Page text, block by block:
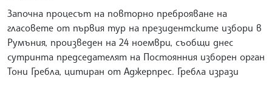
Започна процесът на повторно преброяване на
гласовете от първия тур на президентските избори в
Румъния, произведен на 24 ноември, съобщи днес
сутринта председателят на Постоянния изборен орган
Тони Гребла, цитиран от Аджерпрес. Гребла изрази